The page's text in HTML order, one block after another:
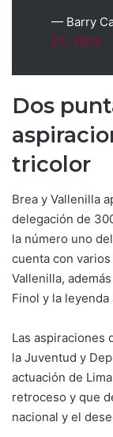
— Barry
23, 2023
Dos
tricolor
Brea y Vallenilla
delegación de
la número uno
cuenta con
Vallenilla,
Finol y la leyenda
Las aspiraciones
la Juventud y
actuación de
retroceso y que
nacional y el